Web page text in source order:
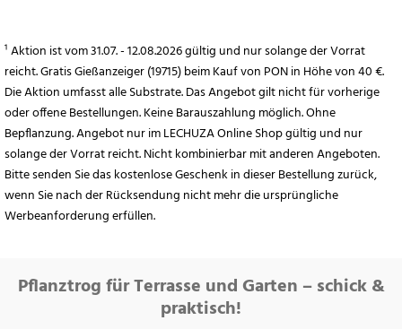
¹ Aktion ist vom 31.07. - 12.08.2026 gültig und nur solange der Vorrat
reicht. Gratis Gießanzeiger (19715) beim Kauf von PON in Höhe von 40 €.
Die Aktion umfasst alle Substrate. Das Angebot gilt nicht für vorherige
oder offene Bestellungen. Keine Barauszahlung möglich. Ohne
Bepflanzung. Angebot nur im LECHUZA Online Shop gültig und nur
solange der Vorrat reicht. Nicht kombinierbar mit anderen Angeboten.
Bitte senden Sie das kostenlose Geschenk in dieser Bestellung zurück,
wenn Sie nach der Rücksendung nicht mehr die ursprüngliche
Werbeanforderung erfüllen.
Pflanztrog für Terrasse und Garten – schick &
praktisch!